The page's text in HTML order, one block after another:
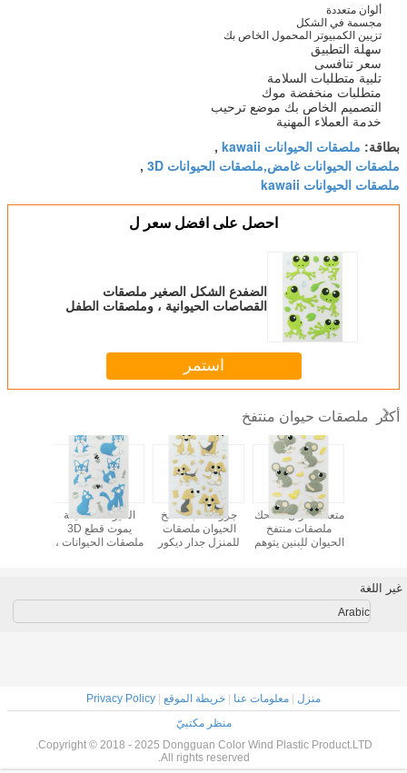
ألوان متعددة
مجسمة في الشكل
تزيين الكمبيوتر المحمول الخاص بك
سهلة التطبيق
سعر تنافسى
تلبية متطلبات السلامة
متطلبات منخفضة موك
التصميم الخاص بك موضع ترحيب
خدمة العملاء المهنية
بطاقة: ملصقات الحيوانات kawaii ,
ملصقات الحيوانات غامض,ملصقات الحيوانات 3D ,
ملصقات الحيوانات kawaii
احصل على افضل سعر ل
الضفدع الشكل الصغير ملصقات
القصاصات الحيوانية ، وملصقات الطفل
استمر
أكثر ملصقات حيوان منتفخ
الحيوانات الأليفة
يموت قطع 3D
ملصقات الحيوانات ،
جرو الكلب منتفخ
الحيوان ملصقات
للمنزل جدار ديكور
متعدد الألوان مضحك
ملصقات منتفخ
الحيوان للبنين يتوهم
غير اللغة
Arabic
منزل | معلومات عنا | خريطة الموقع |
Privacy Policy
منظر مكتبيّ
Copyright © 2018 - 2025 Dongguan Color Wind Plastic Product.LTD.
All rights reserved.